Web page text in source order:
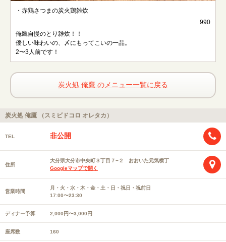
・赤鶏さつまの炭火鶏雑炊
990
俺鷹自慢のとり雑炊！！
優しい味わいの、〆にもってこいの一品。
2〜3人前です！
炭火処 俺鷹 のメニュー一覧に戻る
炭火処 俺鷹 （スミビドコロ オレタカ）
TEL 非公開
住所
大分県大分市中央町３丁目７−２ おおいた元気横丁
Googleマップで開く
営業時間
月・火・水・木・金・土・日・祝日・祝前日
17:00〜23:30
ディナー予算 2,000円〜3,000円
座席数 160